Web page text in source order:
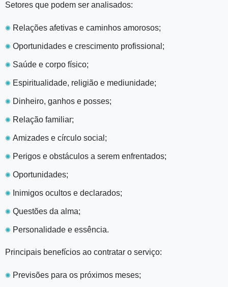
Setores que podem ser analisados:
✺ Relações afetivas e caminhos amorosos;
✺ Oportunidades e crescimento profissional;
✺ Saúde e corpo físico;
✺ Espiritualidade, religião e mediunidade;
✺ Dinheiro, ganhos e posses;
✺ Relação familiar;
✺ Amizades e círculo social;
✺ Perigos e obstáculos a serem enfrentados;
✺ Oportunidades;
✺ Inimigos ocultos e declarados;
✺ Questões da alma;
✺ Personalidade e essência.
Principais benefícios ao contratar o serviço:
✺ Previsões para os próximos meses;